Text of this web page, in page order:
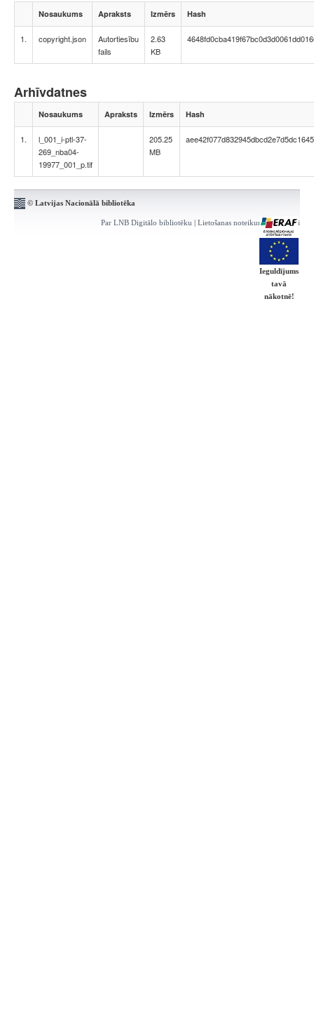
Nosaukums Apraksts Izmērs Hash
1. copyright.json
Autortiesību
fails
2.63
KB
Arhīvdatnes
Nosaukums Apraksts Izmērs Hash
1.
l_001_i-ptl-37-
269_nba04-
19977_001_p.tif
205.25
MB
© Latvijas Nacionālā bibliotēka
Par LNB Digitālo bibliotēku | Lietošanas noteikumi | Kontakti
Ieguldījums
tavā
nākotnē!